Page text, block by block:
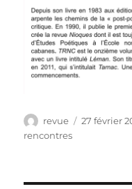
Auteur
revue
Publié
27 février
rencontres